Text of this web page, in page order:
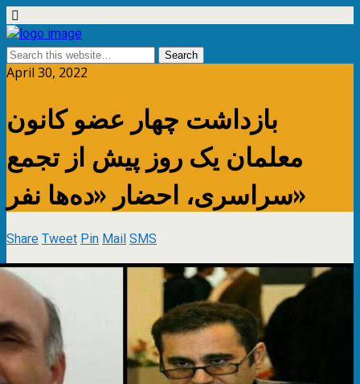
April 30, 2022
بازداشت چهار عضو کانون
معلمان یک روز پیش از تجمع
سراسری، احضار «ده‌ها نفر»
ShareTweetPinMailSMS